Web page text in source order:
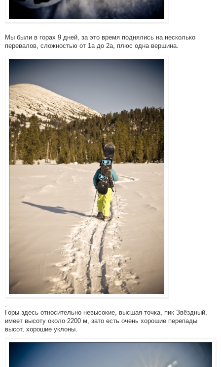
Мы были в горах 9 дней, за это время поднялись на несколько
перевалов, сложностью от 1а до 2а, плюс одна вершина.
Горы здесь относительно невысокие, высшая точка, пик Звёздный,
имеет высоту около 2200 м, зато есть очень хорошие перепады
высот, хорошие уклоны.